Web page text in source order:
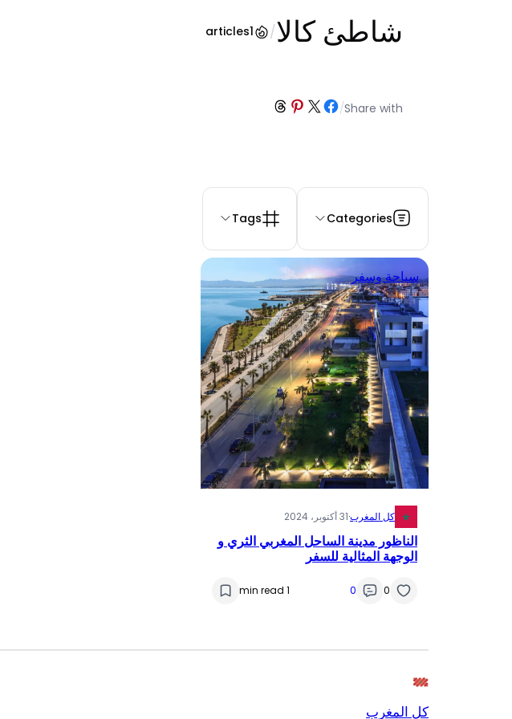
شاطئ كالا/
1
articles
Share with
/
Share on Facebook
Share on X
Share on Pinterest
Share on Threads
Categories
Tags
سياحة وسفر
كل المغرب·31 أكتوبر، 2024
الناظور مدينة الساحل المغربي الثري و
الوجهة المثالية للسفر
0
0
1 min read
كل المغرب